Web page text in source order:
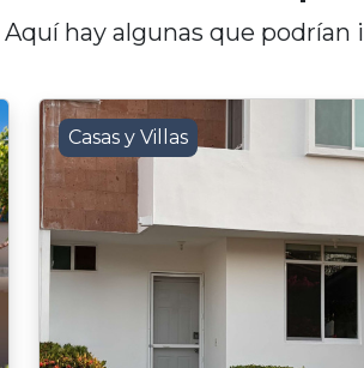
Aquí hay algunas que podrían
Casas y Villas